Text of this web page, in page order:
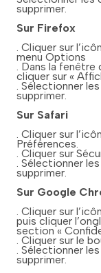
supprimer.
Sur Firefox
. Cliquer sur
menu Options
. Dans la fenêtre
cliquer sur «
. Sélectionner
supprimer.
Sur Safari
. Cliquer sur
Préférences.
. Cliquer sur
. Sélectionner
supprimer.
Sur Google
. Cliquer sur
puis cliquer
section «
. Cliquer sur le
. Sélectionner
supprimer.